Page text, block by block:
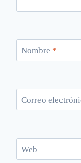
Nombre *
Correo
Web